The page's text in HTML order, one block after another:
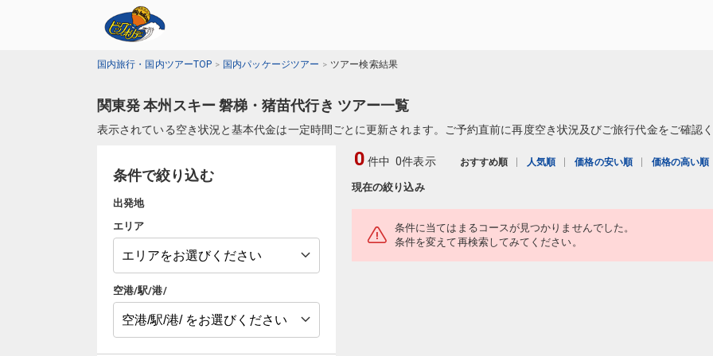
国内旅行・国内ツアーTOP 国内パッケージツアー ツアー検索結果
関東発 本州スキー 磐梯・猪苗代行き ツアー一覧
表示されている空き状況と基本代金は一定時間ごとに更新されます。ご予約直前に再度空き状況及びご旅行代金をご確認く
条件で絞り込む
出発地
エリア
空港/駅/港/
現在の絞り込み
0 件中 0件表示 おすすめ順 人気順 価格の安い順 価格の高い順
条件に当てはまるコースが見つかりませんでした。
条件を変えて再検索してみてください。